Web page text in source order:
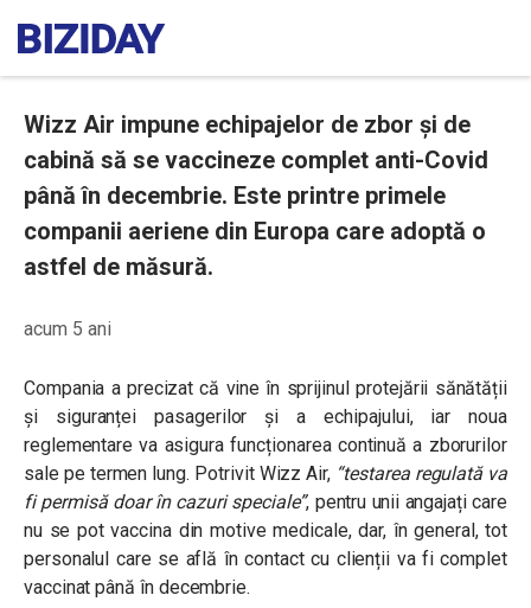
Wizz Air impune echipajelor de zbor și de
cabină să se vaccineze complet anti-Covid
până în decembrie. Este printre primele
companii aeriene din Europa care adoptă o
astfel de măsură.
acum 5 ani
Compania a precizat că vine în sprijinul protejării sănătății
și siguranței pasagerilor și a echipajului, iar noua
reglementare va asigura funcționarea continuă a zborurilor
sale pe termen lung. Potrivit Wizz Air, “testarea regulată va
fi permisă doar în cazuri speciale”, pentru unii angajați care
nu se pot vaccina din motive medicale, dar, în general, tot
personalul care se află în contact cu clienții va fi complet
vaccinat până în decembrie.